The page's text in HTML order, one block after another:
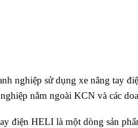
nghiệp sử dụng xe nâng tay
nằm ngoài KCN và các
điện HELI là một dòng sản